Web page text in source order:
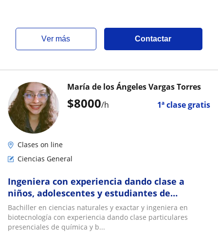
ver más Contactar
$8000/h 1ª clase gratis
María de los Ángeles Vargas Torres
Clases on line
Ciencias General
Ingeniera con experiencia dando clase a
niños, adolescentes y estudiantes de
universidad
Bachiller en ciencias naturales y exactar y ingeniera en
biotecnología con experiencia dando clase particulares
presenciales de química y b...